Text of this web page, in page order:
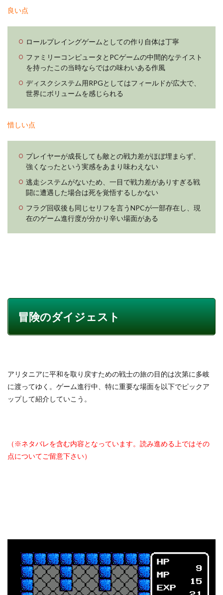
良い点
ロールプレイングゲームとしての作り自体は丁寧
ファミリーコンピュータとPCゲームの中間的なテイスト
を持ったこの当時ならではの味わいある作風
ディスクシステム用RPGとしてはフィールドが広大で、
世界にボリュームを感じられる
惜しい点
プレイヤーが成長しても敵との戦力差がほぼ埋まらず、
強くなったという実感をあまり味わえない
逃走システムがないため、一目で戦力差がありすぎる戦
闘に遭遇した場合は死を覚悟するしかない
フラグ回収後も同じセリフを言うNPCが一部存在し、現
在のゲーム進行度が分かり辛い場面がある
冒険のダイジェスト
アリタニアに平和を取り戻すための戦士の旅の目的は次第に多岐
に渡ってゆく。ゲーム進行中、特に重要な場面を以下でピックア
ップして紹介していこう。
（※ネタバレを含む内容となっています。読み進める上ではその
点についてご留意下さい）